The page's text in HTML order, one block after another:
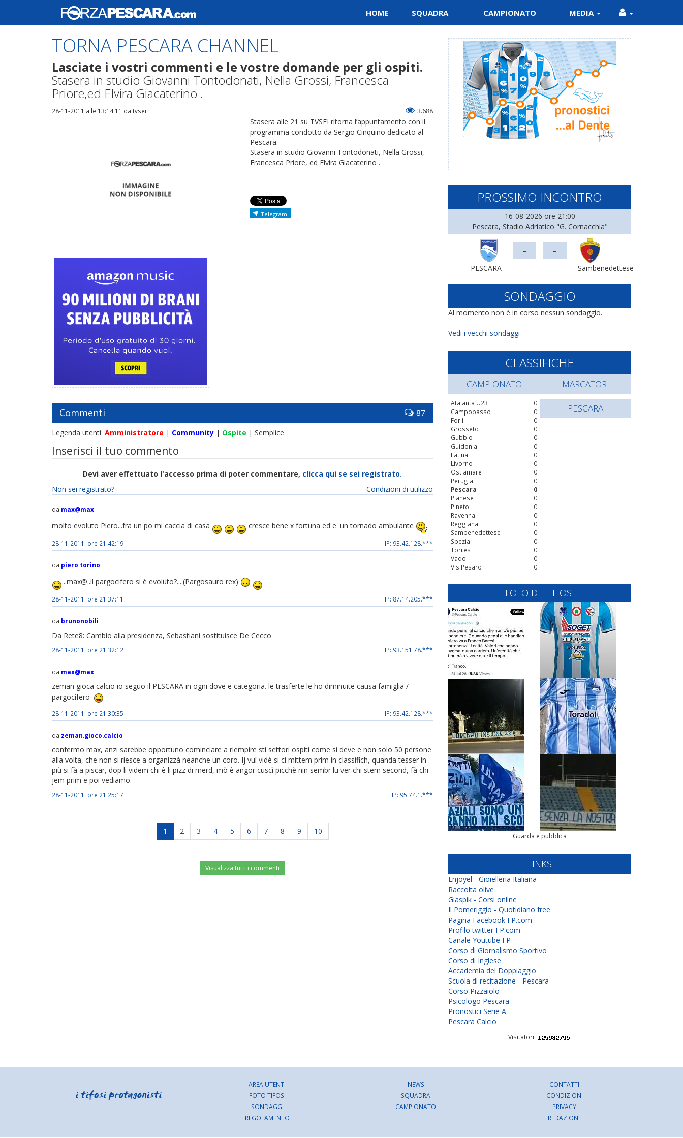
HOME SQUADRA CAMPIONATO MEDIA
TORNA PESCARA CHANNEL
Lasciate i vostri commenti e le vostre domande per gli ospiti.
Stasera in studio Giovanni Tontodonati, Nella Grossi, Francesca
Priore,ed Elvira Giacaterino .
28-11-2011 alle 13:14:11 da tvsei 3.688
Stasera alle 21 su TVSEI ritorna l’appuntamento con il
programma condotto da Sergio Cinquino dedicato al
Pescara.
Stasera in studio Giovanni Tontodonati, Nella Grossi,
Francesca Priore, ed Elvira Giacaterino .
Telegram
Commenti 87
Legenda utenti: Amministratore | Community | Ospite | Semplice
Inserisci il tuo commento
Devi aver effettuato l'accesso prima di poter commentare, clicca qui se sei registrato.
Condizioni di utilizzo
Non sei registrato?
da max@max
molto evoluto Piero...fra un po mi caccia di casa cresce bene x fortuna ed e' un tornado ambulante
28-11-2011 ore 21:42:19 IP: 93.42.128.***
da piero torino
...max@..il pargocifero si è evoluto?....(Pargosauro rex)
28-11-2011 ore 21:37:11 IP: 87.14.205.***
da brunonobili
Da Rete8: Cambio alla presidenza, Sebastiani sostituisce De Cecco
28-11-2011 ore 21:32:12 IP: 93.151.78.***
da max@max
zeman gioca calcio io seguo il PESCARA in ogni dove e categoria. le trasferte le ho diminuite causa famiglia /
pargocifero
28-11-2011 ore 21:30:35 IP: 93.42.128.***
da zeman.gioco.calcio
confermo max, anzi sarebbe opportuno cominciare a riempire stì settori ospiti come si deve e non solo 50 persone
alla volta, che non si riesce a organizzà neanche un coro. Ij vuì vidè si ci mittem prim in classifich, quanda tesser in
più si fà a piscar, dop li videm chi è li pizz di merd, mò è angor cuscì picchè nin sembr lu ver chi stem second, fà chi
jem prim e poi vediamo.
28-11-2011 ore 21:25:17 IP: 95.74.1.***
1 2 3 4 5 6 7 8 9 10
Visualizza tutti i commenti
PROSSIMO INCONTRO
16-08-2026 ore 21:00
Pescara, Stadio Adriatico "G. Cornacchia"
PESCARA
- -
Sambenedettese
SONDAGGIO
Al momento non è in corso nessun sondaggio.
Vedi i vecchi sondaggi
CLASSIFICHE
CAMPIONATO
0
Atalanta U23
0
Campobasso
0
Forlì
0
Grosseto
0
Gubbio
0
Guidonia
0
Latina
0
Livorno
0
Ostiamare
0
Perugia
0
Pescara
0
Pianese
0
Pineto
0
Ravenna
0
Reggiana
0
Sambenedettese
0
Spezia
0
Torres
0
Vado
0
Vis Pesaro
MARCATORI
PESCARA
FOTO DEI TIFOSI
Guarda e pubblica
LINKS
Enjoyel - Gioielleria Italiana
Raccolta olive
Giaspik - Corsi online
Il Pomeriggio - Quotidiano free
Pagina Facebook FP.com
Profilo twitter FP.com
Canale Youtube FP
Corso di Giornalismo Sportivo
Corso di Inglese
Accademia del Doppiaggio
Scuola di recitazione - Pescara
Corso Pizzaiolo
Psicologo Pescara
Pronostici Serie A
Pescara Calcio
Visitatori:
AREA UTENTI
FOTO TIFOSI
SONDAGGI
REGOLAMENTO
NEWS
SQUADRA
CAMPIONATO
CONTATTI
CONDIZIONI
PRIVACY
REDAZIONE